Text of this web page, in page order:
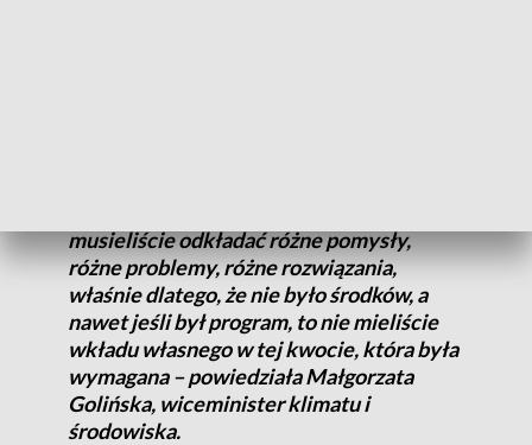
musieliście odkładać różne pomysły,
różne problemy, różne rozwiązania,
właśnie dlatego, że nie było środków, a
nawet jeśli był program, to nie mieliście
wkładu własnego w tej kwocie, która była
wymagana – powiedziała Małgorzata
Golińska, wiceminister klimatu i
środowiska.